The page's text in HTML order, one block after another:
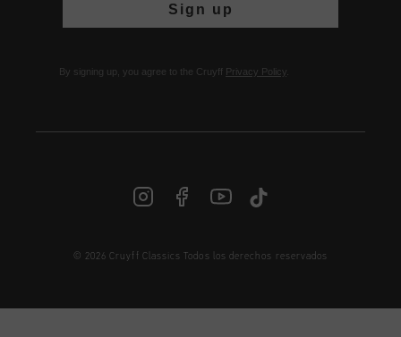
ES | € EUR
Sign up
By signing up, you agree to the Cruyff Privacy Policy
© 2026 Cruyff Classics Todos los derechos reservados